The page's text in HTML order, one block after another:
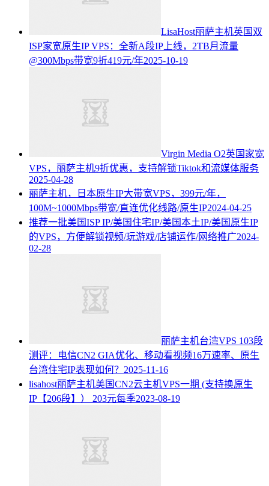
LisaHost丽萨主机英国双
ISP家宽原生IP VPS：全新A段IP上线，2TB月流量
@300Mbps带宽9折419元/年2025-10-19
Virgin Media O2英国家宽
VPS，丽萨主机9折优惠，支持解锁Tiktok和流媒体服务
2025-04-28
丽萨主机，日本原生IP大带宽VPS，399元/年，
100M~1000Mbps带宽/直连优化线路/原生IP2024-04-25
推荐一批美国ISP IP/美国住宅IP/美国本土IP/美国原生IP
的VPS，方便解锁视频/玩游戏/店铺运作/网络推广2024-
02-28
丽萨主机台湾VPS 103段
测评：电信CN2 GIA优化、移动看视频16万速率、原生
台湾住宅IP表现如何？ 2025-11-16
lisahost丽萨主机美国CN2云主机VPS一期 (支持换原生
IP【206段】） 203元每季2023-08-19